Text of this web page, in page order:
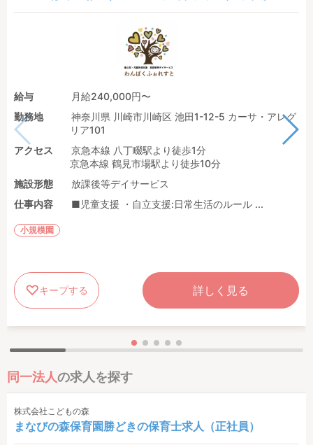
給与
月給240,000円〜
勤務地
神奈川県 川崎市川崎区 池田1-12-5 カーサ・アレグ
リア101
アクセス
京急本線 八丁畷駅より徒歩1分
京急本線 鶴見市場駅より徒歩10分
施設形態
放課後等デイサービス
仕事内容
■児童支援 ・自立支援:日常生活のルール ...
小規模園
キープする 詳しく見る
同一法人の求人を探す
株式会社こどもの森
まなびの森保育園勝どきの保育士求人（正社員）